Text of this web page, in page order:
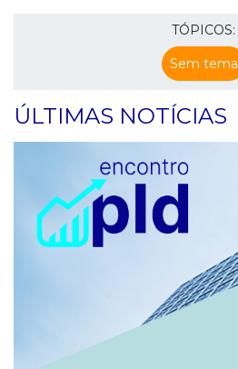
TÓPICOS:
Sem tema
ÚLTIMAS NOTÍCIAS